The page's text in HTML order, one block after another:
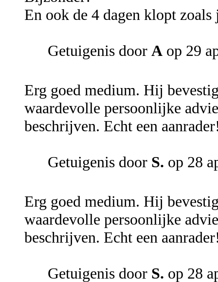
En ook de 4 dagen klopt
Getuigenis door A op 29
Erg goed medium. Hij
waardevolle persoonlijke
beschrijven. Echt een
Getuigenis door S. op 28
Erg goed medium. Hij
waardevolle persoonlijke
beschrijven. Echt een
Getuigenis door S. op 28